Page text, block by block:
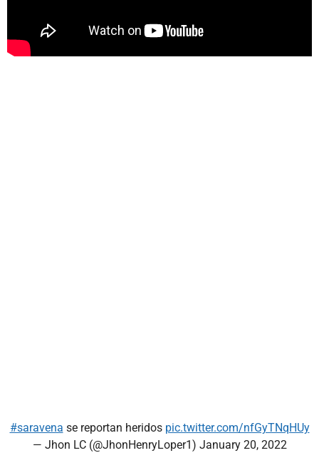
#saravena se reportan heridos pic.twitter.com/nfGyTNqHUy
— Jhon LC (@JhonHenryLoper1) January 20, 2022